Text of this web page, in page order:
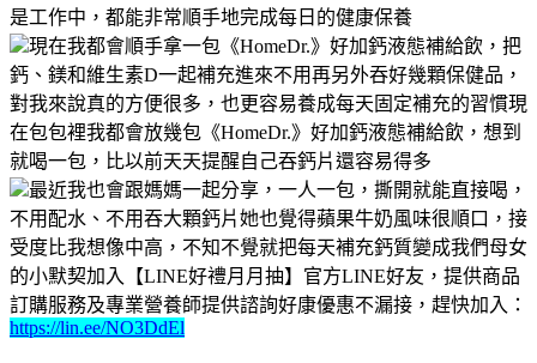
是工作中，都能非常順手地完成每日的健康保養
現在我都會順手拿一包《HomeDr.》好加鈣液態補給飲，把
鈣、鎂和維生素D一起補充進來不用再另外吞好幾顆保健品，
對我來說真的方便很多，也更容易養成每天固定補充的習慣現
在包包裡我都會放幾包《HomeDr.》好加鈣液態補給飲，想到
就喝一包，比以前天天提醒自己吞鈣片還容易得多
最近我也會跟媽媽一起分享，一人一包，撕開就能直接喝，
不用配水、不用吞大顆鈣片她也覺得蘋果牛奶風味很順口，接
受度比我想像中高，不知不覺就把每天補充鈣質變成我們母女
的小默契加入【LINE好禮月月抽】官方LINE好友，提供商品
訂購服務及專業營養師提供諮詢好康優惠不漏接，趕快加入：
https://lin.ee/NO3DdEl